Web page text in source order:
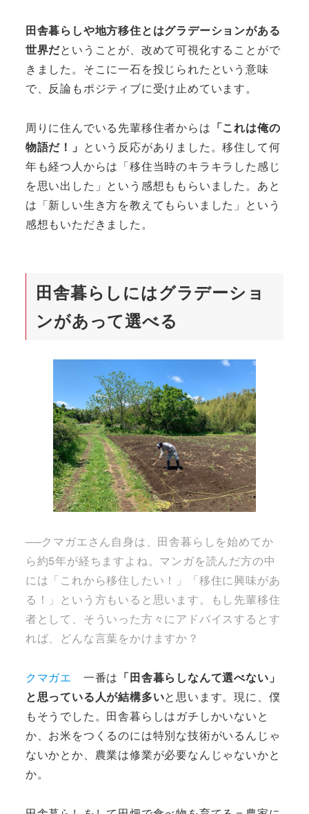
田舎暮らしや地方移住とはグラデーションがある
世界だということが、改めて可視化することがで
きました。そこに一石を投じられたという意味
で、反論もポジティブに受け止めています。
周りに住んでいる先輩移住者からは 「これは俺の
物語だ！」 という反応がありました。移住して何
年も経つ人からは「移住当時のキラキラした感じ
を思い出した」という感想ももらいました。あと
は「新しい生き方を教えてもらいました」という
感想もいただきました。
田舎暮らしにはグラデーショ
ンがあって選べる
──クマガエさん自身は、田舎暮らしを始めてか
ら約5年が経ちますよね。マンガを読んだ方の中
には「これから移住したい！」「移住に興味があ
る！」という方もいると思います。もし先輩移住
者として、そういった方々にアドバイスするとす
れば、どんな言葉をかけますか？
クマガエ 一番は 「田舎暮らしなんて選べない」
と思っている人が結構多いと思います。現に、僕
もそうでした。田舎暮らしはガチしかいないと
か、お米をつくるのには特別な技術がいるんじゃ
ないかとか、農業は修業が必要なんじゃないかと
か。